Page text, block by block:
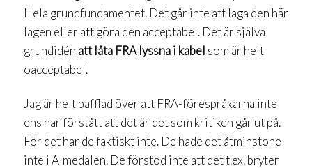
Hela grundfundamentet. Det går inte att laga den här
lagen eller att göra den acceptabel. Det är själva
grundidén att låta FRA lyssna i kabel som är helt
oacceptabel.
Jag är helt bafflad över att FRA-förespråkarna inte
ens har förstått att det är det som kritiken går ut på.
För det har de faktiskt inte. De hade det åtminstone
inte i Almedalen. De förstod inte att det t.ex. bryter